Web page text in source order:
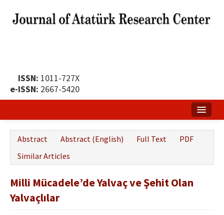
ISSN: 1011-727X
e-ISSN: 2667-5420
Publication Policy
Boards of the Journal
Publication Principles
Abstract Abstract (English) Full Text
PDF
Similar Articles
Milli Mücadele’de Yalvaç ve Şehit Olan
Yalvaçlılar